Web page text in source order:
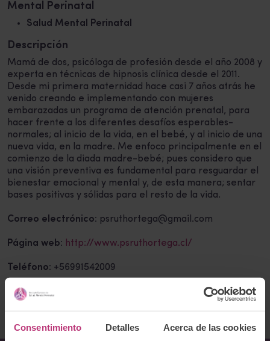
Consentimiento Detalles Acerca de las cookies
Mental Perinatal
Salud Mental Perinatal
Descripción
Mamá de dos, psicóloga de profesión desde el año 2008 y
experta en técnicas de hipnosis clínica desde el 2011.
Desde mi primera maternidad hace casi 7 años atrás he
venido creando e implementando con mujeres
embarazadas un programa de atención prenatal, para
hacer frente a los diferentes desafíos esperables-
normales; al inicio de la vida, en el bebé, y al inicio de una
nueva vida, en la madre. Me enfoco principalmente en el
comienzo de la diada madre-bebé; pues considero que
una visión preventiva es fundamental para resguardar el
bienestar emocional y mental y, de esta manera; sentar
bases positivas y sólidas para el resto de la vida.
Correo electrónico: psruthortega@gmail.com
Página web: http://www.psruthortega.cl/
Teléfono: +56991542009
Volver al listado